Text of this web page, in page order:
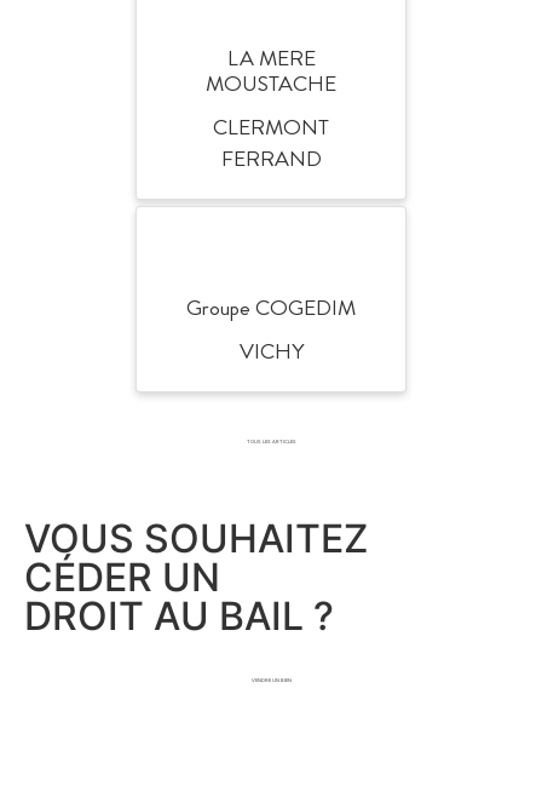
LA MERE
MOUSTACHE
CLERMONT
FERRAND
Groupe COGEDIM
VICHY
TOUS LES ARTICLES
VOUS SOUHAITEZ
CÉDER UN
DROIT AU BAIL ?
VENDRE UN BIEN